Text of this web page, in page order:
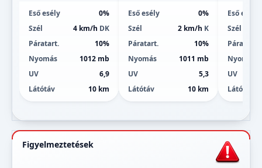
Eső esély
0%
Szél
4 km/h DK
Páratart.
10%
Nyomás
1012 mb
UV
6,9
Látótáv
10 km
Eső esély
0%
Szél
2 km/h K
Páratart.
10%
Nyomás
1011 mb
UV
5,3
Látótáv
10 km
Eső esély
Szél
Páratart.
Nyomás
UV
Látótáv
Figyelmeztetések